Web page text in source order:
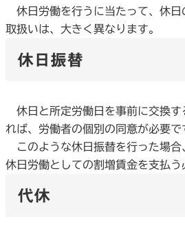
休日労働を行うに当たって、休日
取扱いは、大きく異なります。
休日振替
休日と所定労働日を事前に交換す
れば、労働者の個別の同意が必要
このような休日振替を行った場合
休日労働としての割増賃金を支払う
代休